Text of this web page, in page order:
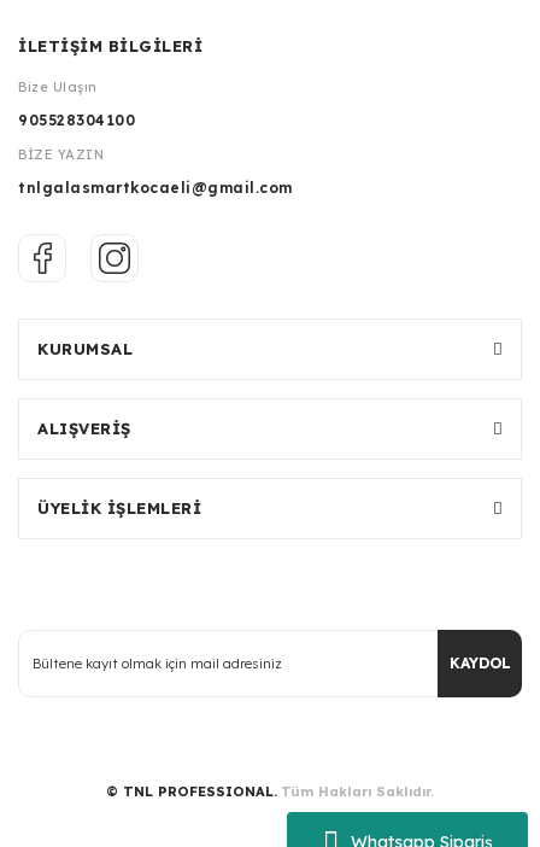
Whatsapp Sipariş
İLETİŞİM BİLGİLERİ
Bize Ulaşın
905528304100
BİZE YAZIN
tnlgalasmartkocaeli@gmail.com
KURUMSAL
ALIŞVERİŞ
ÜYELİK İŞLEMLERİ
KAYDOL
© TNL PROFESSIONAL. Tüm Hakları Saklıdır.